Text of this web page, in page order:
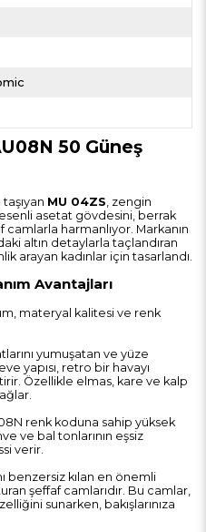
50 Güneş
MU 04ZS, zengin
asetat gövdesini, berrak
harmanlıyor. Markanın
altın detaylarla taçlandıran
arayan kadınlar için tasarlandı.
Avantajları
materyal kalitesi ve renk
yumuşatan ve yüze
yapısı, retro bir havayı
Özellikle elmas, kare ve kalp
renk koduna sahip yüksek
ve bal tonlarının eşsiz
verir.
benzersiz kılan en önemli
şeffaf camlarıdır. Bu camlar,
sunarken, bakışlarınıza